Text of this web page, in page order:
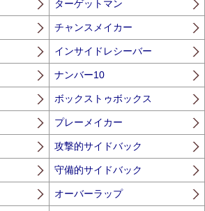
ターゲットマン
チャンスメイカー
インサイドレシーバー
ナンバー10
ボックストゥボックス
プレーメイカー
攻撃的サイドバック
守備的サイドバック
オーバーラップ